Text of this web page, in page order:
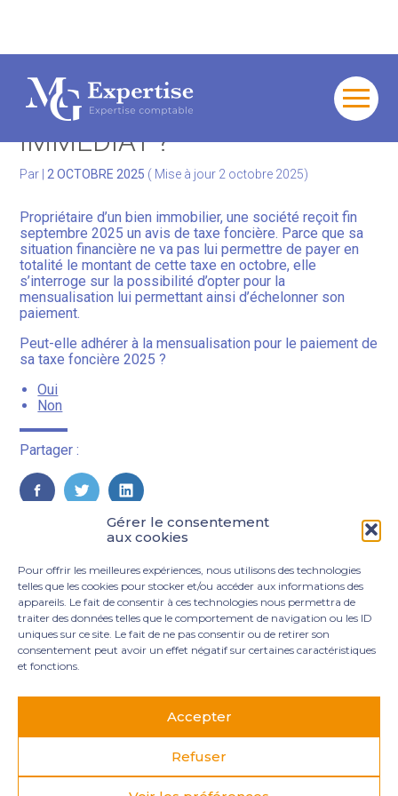
Gérer le consentement
aux cookies
Pour offrir les meilleures expériences, nous utilisons des technologies
telles que les cookies pour stocker et/ou accéder aux informations des
appareils. Le fait de consentir à ces technologies nous permettra de
traiter des données telles que le comportement de navigation ou les ID
uniques sur ce site. Le fait de ne pas consentir ou de retirer son
consentement peut avoir un effet négatif sur certaines caractéristiques
et fonctions.
Accepter
Refuser
Aller
Gérer votre quotidien
Développer votre activité
Gérer votre patrimoine
Facturation Électronique
TAXE FONCIÈRE : UNE
MENSUALISATION À EFFET
IMMÉDIAT ?
Par 2 OCTOBRE 2025 ( Mise à jour 2 octobre 2025)
Propriétaire d’un bien immobilier, une société reçoit fin
septembre 2025 un avis de taxe foncière. Parce que sa
situation financière ne va pas lui permettre de payer en
totalité le montant de cette taxe en octobre, elle
s’interroge sur la possibilité d’opter pour la
mensualisation lui permettant ainsi d’échelonner son
paiement.
Peut-elle adhérer à la mensualisation pour le paiement de
sa taxe foncière 2025 ?
Oui
Non
Partager :
FaceBook
TwitterLinkedIn
Principale
3 rue Marie Dupil – La Plaine Petit Manoir – 97232 Le